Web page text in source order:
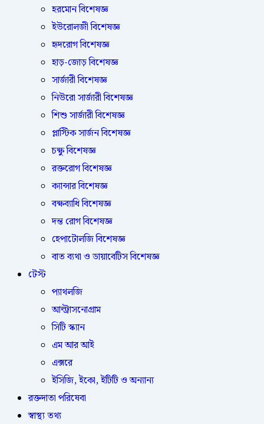
হরমোন বিশেষজ্ঞ
ইউরোলজী বিশেষজ্ঞ
হৃদরোগ বিশেষজ্ঞ
হাড়-জোড় বিশেষজ্ঞ
সার্জারী বিশেষজ্ঞ
নিউরো সার্জারী বিশেষজ্ঞ
শিশু সার্জারী বিশেষজ্ঞ
প্লাস্টিক সার্জন বিশেষজ্ঞ
চক্ষু বিশেষজ্ঞ
রক্তরোগ বিশেষজ্ঞ
ক্যান্সার বিশেষজ্ঞ
বক্ষব্যাধি বিশেষজ্ঞ
দন্ত রোগ বিশেষজ্ঞ
হেপাটোলজি বিশেষজ্ঞ
বাত ব্যথা ও ডায়াবেটিস বিশেষজ্ঞ
টেস্ট
প্যাথলজি
আল্ট্রাসনোগ্রাম
সিটি স্ক্যান
এম আর আই
এক্সরে
ইসিজি, ইকো, ইটিটি ও অন্যান্য
রক্তদাতা পরিষেবা
স্বাস্থ্য তথ্য